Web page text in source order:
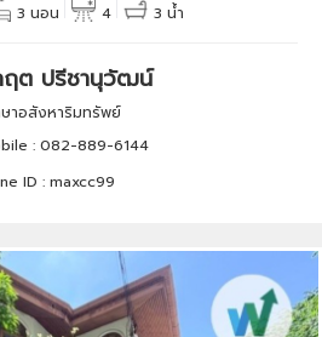
3 นอน 4 3 น้ำ
ต ปรีชานุวัฒน์
าอสังหาริมทรัพย์
: 082-889-6144
ID : maxcc99